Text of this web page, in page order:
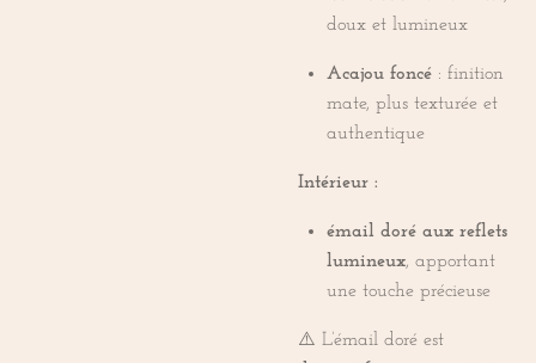
doux et lumineux
Acajou foncé : finition
mate, plus texturée et
authentique
Intérieur :
émail doré aux reflets
lumineux, apportant
une touche précieuse
⚠️ L’émail doré est